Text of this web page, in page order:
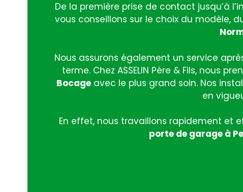
De la première prise de contact jusqu’à
vous conseillons sur le choix du modèle,
Nous assurons également un service
terme. Chez ASSELIN Père & Fils, nous
Bocage avec le plus grand soin. Nos
en
En effet, nous travaillons rapidement et
porte de garage à